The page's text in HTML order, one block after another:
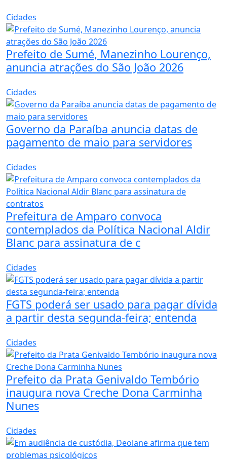
Cidades
Prefeito de Sumé, Manezinho Lourenço,
anuncia atrações do São João 2026
Cidades
Governo da Paraíba anuncia datas de
pagamento de maio para servidores
Cidades
Prefeitura de Amparo convoca
contemplados da Política Nacional Aldir
Blanc para assinatura de c
Cidades
FGTS poderá ser usado para pagar dívida
a partir desta segunda-feira; entenda
Cidades
​Prefeito da Prata Genivaldo Tembório
inaugura nova Creche Dona Carminha
Nunes
Cidades